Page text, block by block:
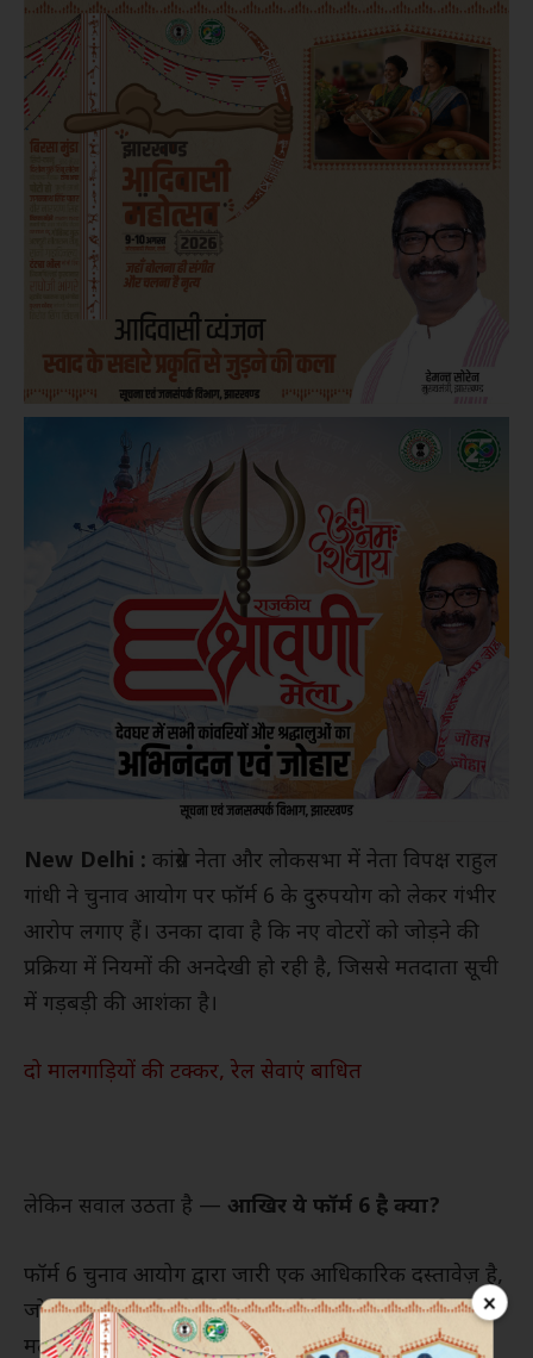
×
New Delhi : कांग्रेस नेता और लोकसभा में नेता विपक्ष राहुल
गांधी ने चुनाव आयोग पर फॉर्म 6 के दुरुपयोग को लेकर गंभीर
आरोप लगाए हैं। उनका दावा है कि नए वोटरों को जोड़ने की
प्रक्रिया में नियमों की अनदेखी हो रही है, जिससे मतदाता सूची
में गड़बड़ी की आशंका है।
दो मालगाड़ियों की टक्कर, रेल सेवाएं बाधित
लेकिन सवाल उठता है — आखिर ये फॉर्म 6 है क्या?
फॉर्म 6 चुनाव आयोग द्वारा जारी एक आधिकारिक दस्तावेज़ है,
जो भारत के नागरिकों को वोटर आईडी कार्ड प्राप्त करने और
मतदाता सूची में अपना नाम दर्ज कराने की प्रक्रिया के लिए